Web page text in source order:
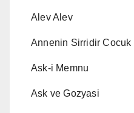
Alev Alev
Annenin Sirridir Cocuk
Ask-i Memnu
Ask ve Gozyasi